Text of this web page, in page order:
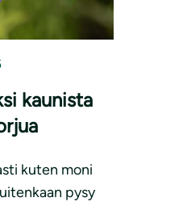
kaunista
kuten moni
pysy